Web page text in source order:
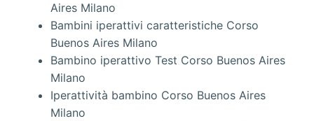
Aires Milano
Bambini iperattivi caratteristiche Corso
Buenos Aires Milano
Bambino iperattivo Test Corso Buenos Aires
Milano
Iperattività bambino Corso Buenos Aires
Milano